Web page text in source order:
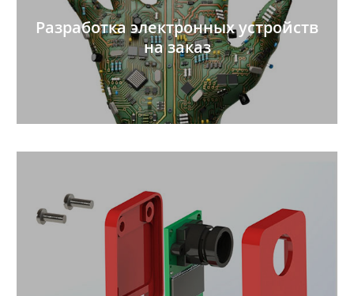
Разработка электронных устройств
на заказ